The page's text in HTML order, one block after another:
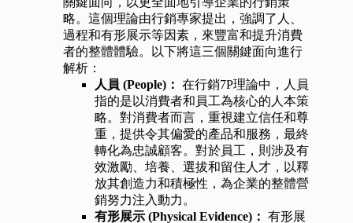
略。這個理論由行銷專家提出，強調了人、
過程和有形展示等因素，來豐富和提升消費
者的整體體驗。以下將這三個關鍵面向進行
解析：
人員 (People)： 在行銷7P理論中，人員
指的是以消費者和員工為核心的人本策
略。對消費者而言，重視建立信任和尊
重，提供令其偏愛的產品和服務，最終
轉化為忠誠顧客。對於員工，則涉及有
效激勵、培養、選拔和留住人才，以釋
放其創造力和積極性，為企業的整體營
銷努力注入動力。
有形展示 (Physical Evidence)： 有形展